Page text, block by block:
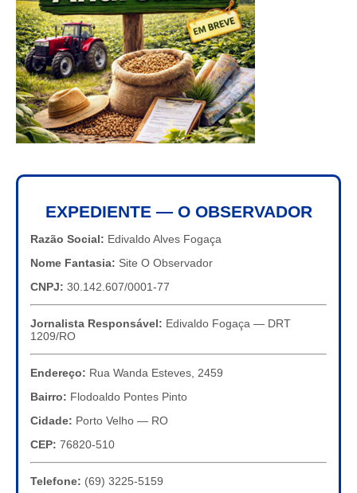
EXPEDIENTE — O OBSERVADOR
Razão Social: Edivaldo Alves Fogaça
Nome Fantasia: Site O Observador
CNPJ: 30.142.607/0001-77
Jornalista Responsável: Edivaldo Fogaça — DRT
1209/RO
Endereço: Rua Wanda Esteves, 2459
Bairro: Flodoaldo Pontes Pinto
Cidade: Porto Velho — RO
CEP: 76820-510
Telefone: (69) 3225-5159